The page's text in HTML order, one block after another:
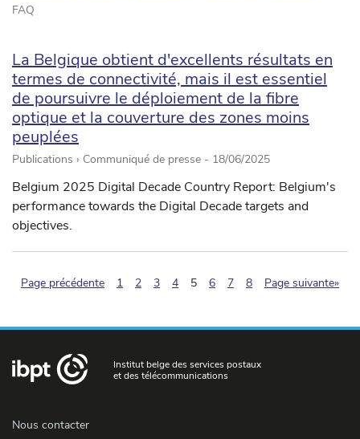
FAQ
La Belgique obtient d'excellents résultats en
termes de connectivité, mais il est essentiel
de poursuivre le déploiement de la fibre
optique et la couverture des zones moins
peuplées
Publications › Communiqué de presse - 18/06/2025
Belgium 2025 Digital Decade Country Report: Belgium's
performance towards the Digital Decade targets and
objectives.
Page précédente 1 2 3 4 5(pagination.current)
6 7 8 Page suivante»
Institut belge des services postaux
et des télécommunications
Nous contacter